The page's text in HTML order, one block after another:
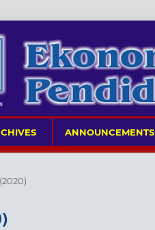
ANNOUNCEMENTS